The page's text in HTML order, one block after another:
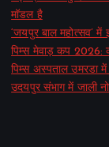
मॉडल है
‘जयपुर बाल महोत्सव’ में
पिम्स मेवाड़ कप 2026:
पिम्स अस्पताल उमरडा में
उदयपुर संभाग में जाली